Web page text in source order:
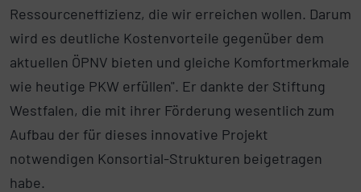
Ressourceneffizienz, die wir erreichen wollen. Darum
wird es deutliche Kostenvorteile gegenüber dem
aktuellen ÖPNV bieten und gleiche Komfortmerkmale
wie heutige PKW erfüllen". Er dankte der Stiftung
Westfalen, die mit ihrer Förderung wesentlich zum
Aufbau der für dieses innovative Projekt
notwendigen Konsortial-Strukturen beigetragen
habe.